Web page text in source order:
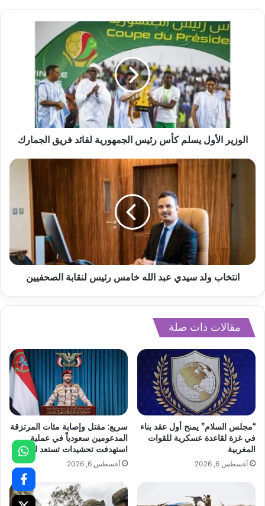
الوزير الأول يسلم كأس رئيس الجمهورية لقائد فريق الجمارك
انتخاب ولد سيدي عبد الله خامس رئيس لنقابة الصحفيين
مقالات ذات صلة
“مجلس السلام” يمنح أول عقد بناء
في غزة لقاعدة عسكرية للقوات
المغربية
أغسطس 6, 2026
سريع: مقتل وإصابة مئات المرتزقة
المدعومين سعودياً في عملية
استهدفت تحشيدات تستعد للتصعيد
أغسطس 6, 2026